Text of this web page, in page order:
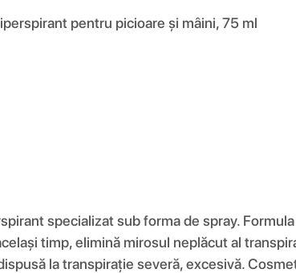
specializat sub forma de spray.
timp, elimină mirosul neplăcut al
la transpirație severă, excesivă.